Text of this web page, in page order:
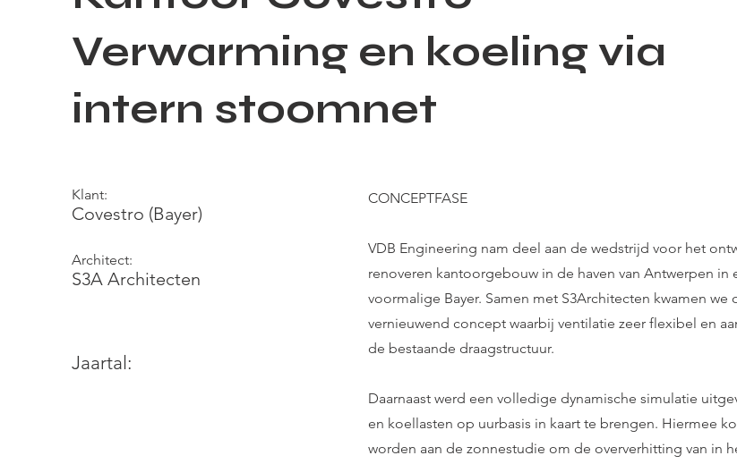
Verwarming en koeling via
intern stoomnet
Klant:
Covestro (Bayer)
Architect:
S3A Architecten
CONCEPTFASE
VDB Engineering nam deel aan de wedstrijd voor het
renoveren kantoorgebouw in de haven van Antwerpen in
voormalige Bayer. Samen met S3Architecten kwamen
vernieuwend concept waarbij ventilatie zeer flexibel en
de bestaande draagstructuur.
Daarnaast werd een volledige dynamische simulatie
en koellasten op uurbasis in kaart te brengen. Hiermee
worden aan de zonnestudie om de oververhitting van in
Jaartal: